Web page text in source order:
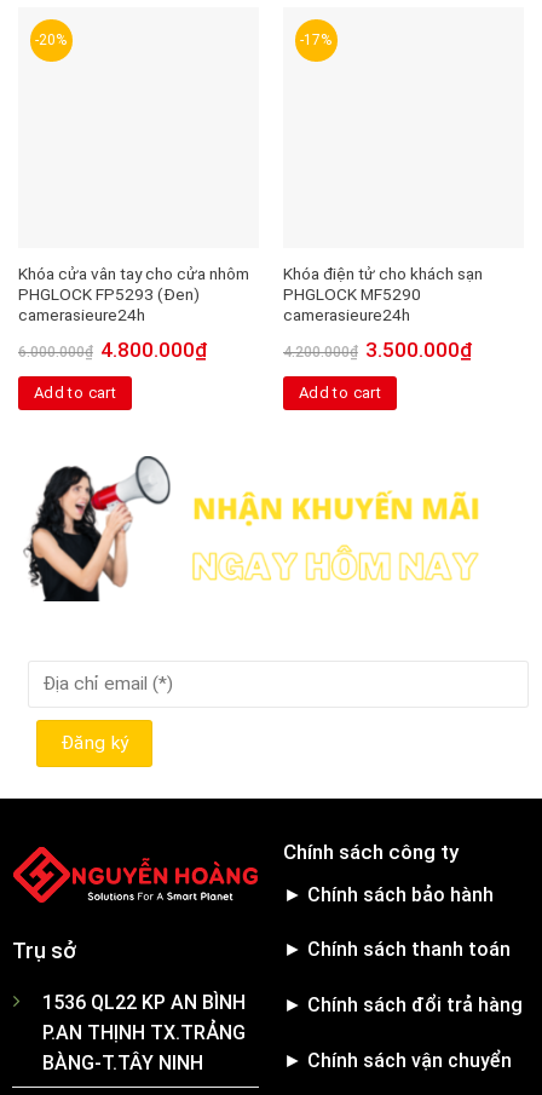
-20%
Khóa cửa vân tay cho cửa nhôm
PHGLOCK FP5293 (Đen)
camerasieure24h
6.000.000₫ 4.800.000₫
Add to cart
-17%
Khóa điện tử cho khách sạn
PHGLOCK MF5290
camerasieure24h
4.200.000₫ 3.500.000₫
Add to cart
Trụ sở
1536 QL22 KP AN BÌNH
P.AN THỊNH TX.TRẢNG
BÀNG-T.TÂY NINH
Chính sách công ty
► Chính sách bảo hành
► Chính sách thanh toán
► Chính sách đổi trả hàng
► Chính sách vận chuyển